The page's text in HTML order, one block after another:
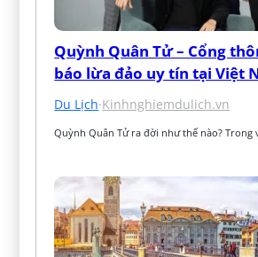
Quỳnh Quân Tử – Cổng
báo lừa đảo uy tín tại Việt
Du Lịch·Kinhnghiemdulich.vn
Quỳnh Quân Tử ra đời như thế nào? Trong